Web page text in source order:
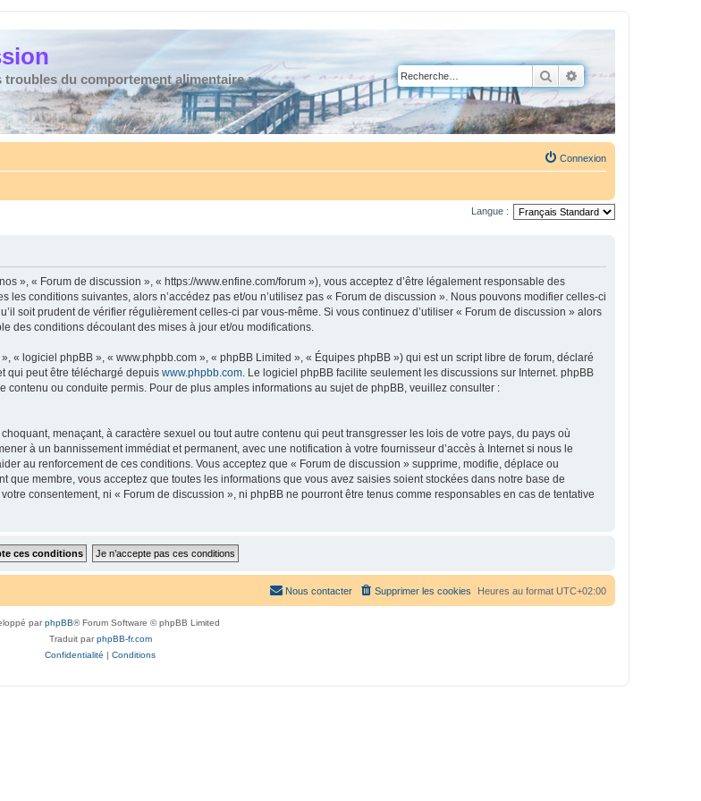
troubles du comportement alimentaire :
Rechercher
Recherche avancée
Connexion
Langue :
», « Forum de discussion », « https://www.enfine.com/forum »), vous acceptez d’être légalement responsable des
les conditions suivantes, alors n’accédez pas et/ou n’utilisez pas « Forum de discussion ». Nous pouvons modifier celles-ci
soit prudent de vérifier régulièrement celles-ci par vous-même. Si vous continuez d’utiliser « Forum de discussion » alors
des conditions découlant des mises à jour et/ou modifications.
« logiciel phpBB », « www.phpbb.com », « phpBB Limited », « Équipes phpBB ») qui est un script libre de forum, déclaré
qui peut être téléchargé depuis www.phpbb.com . Le logiciel phpBB facilite seulement les discussions sur Internet. phpBB
contenu ou conduite permis. Pour de plus amples informations au sujet de phpBB, veuillez consulter :
menaçant, à caractère sexuel ou tout autre contenu qui peut transgresser les lois de votre pays, du pays où
à un bannissement immédiat et permanent, avec une notification à votre fournisseur d’accès à Internet si nous le
au renforcement de ces conditions. Vous acceptez que « Forum de discussion » supprime, modifie, déplace ou
membre, vous acceptez que toutes les informations que vous avez saisies soient stockées dans notre base de
consentement, ni « Forum de discussion », ni phpBB ne pourront être tenus comme responsables en cas de tentative
Heures au format UTC+02:00
Supprimer les cookies
Nous contacter
parphpBB® Forum Software © phpBB Limited
Traduit parphpBB-fr.com
Confidentialité | Conditions